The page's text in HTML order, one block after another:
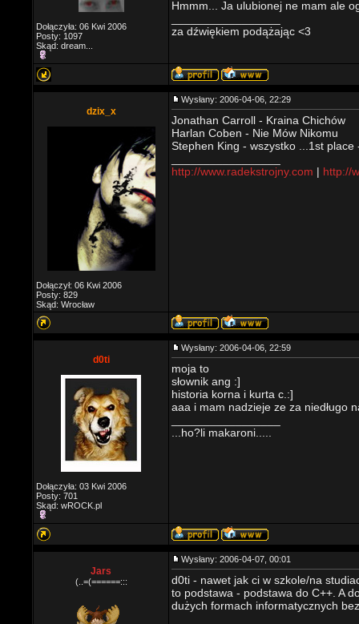
Dołączyła: 06 Kwi 2006
Posty: 1097
Skąd: dream...
Hmmm... Ja ulubionej ne mam ale
za dźwiękiem podążając <3
dzix_x
Dołączył: 06 Kwi 2006
Posty: 829
Skąd: Wrocław
Wysłany: 2006-04-06, 22:29
Jonathan Carroll - Kraina Chichów
Harlan Coben - Nie Mów Nikomu
Stephen King - wszystko ...1st
http://www.radekstrojny.com | http://
d0ti
Dołączyła: 03 Kwi 2006
Posty: 701
Skąd: wROCK.pl
Wysłany: 2006-04-06, 22:59
moja to
słownik ang :]
historia korna i kurta c.:]
aaa i mam nadzieje ze za niedługo
...ho?li makaroni.....
Jars
(..=(======:::
Wysłany: 2006-04-07, 00:01
d0ti - nawet jak ci w szkole/na
to podstawa - podstawa do C++. A
dużych formach informatycznych